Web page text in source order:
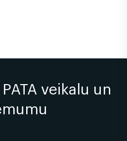
veikalu un